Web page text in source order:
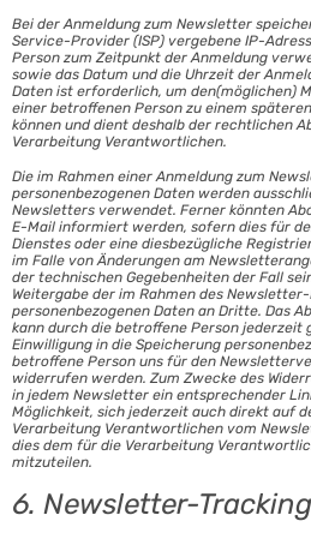
Bei der Anmeldung zum Newsletter
Service-Provider (ISP) vergebene IP-
Person zum Zeitpunkt der Anmeldung
sowie das Datum und die Uhrzeit der
Daten ist erforderlich, um den(möglichen)
einer betroffenen Person zu einem
können und dient deshalb der rechtlichen
Verarbeitung Verantwortlichen.
Die im Rahmen einer Anmeldung zum
personenbezogenen Daten werden
Newsletters verwendet. Ferner könnten
E-Mail informiert werden, sofern dies für
Dienstes oder eine diesbezügliche
im Falle von Änderungen am
der technischen Gegebenheiten der Fall
Weitergabe der im Rahmen des
personenbezogenen Daten an Dritte. Das
kann durch die betroffene Person jederzeit
Einwilligung in die Speicherung
betroffene Person uns für den
widerrufen werden. Zum Zwecke des
in jedem Newsletter ein entsprechender
Möglichkeit, sich jederzeit auch direkt auf
Verarbeitung Verantwortlichen vom
dies dem für die Verarbeitung
mitzuteilen.
6. Newsletter-Tracking